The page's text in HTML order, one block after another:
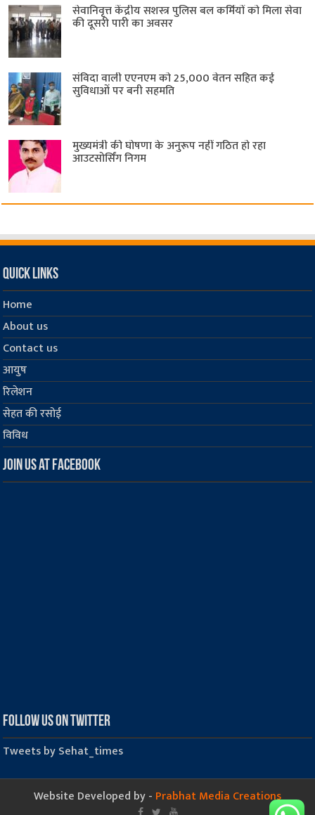
सेवानिवृत्त केंद्रीय सशस्त्र पुलिस बल ​कर्मियों को मिला सेवा
की दूसरी पारी का अवसर
संविदा वाली एएनएम को 25,000 वेतन सहित कई
सुविधाओं पर बनी सहमति
मुख्यमंत्री की घोषणा के अनुरूप नहीं गठित हो रहा
आउटसोर्सिंग निगम
Quick Links
Home
About us
Contact us
आयुष
रिलेशन
सेहत की रसोई
विविध
Join us at Facebook
Follow us on Twitter
Tweets by Sehat_times
Website Developed by - Prabhat Media Creations